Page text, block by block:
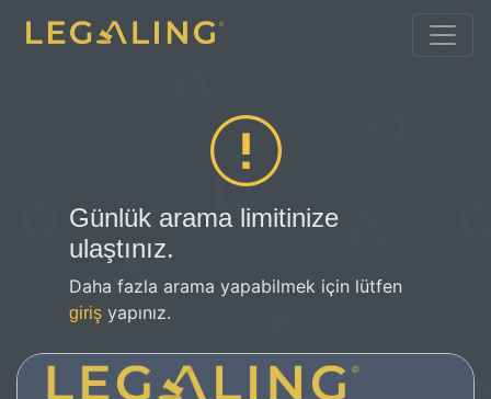
Günlük arama limitinize
ulaştınız.
Daha fazla arama yapabilmek için lütfen
giriş yapınız.